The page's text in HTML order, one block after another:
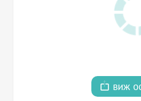
виж